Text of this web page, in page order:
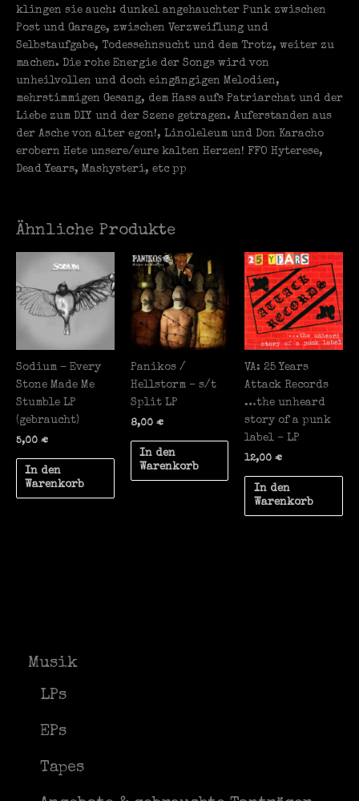
Musik
LPs
EPs
Tapes
klingen sie auch: dunkel angehauchter Punk zwischen
Post und Garage, zwischen Verzweiflung und
Selbstaufgabe, Todessehnsucht und dem Trotz, weiter zu
machen. Die rohe Energie der Songs wird von
unheilvollen und doch eingängigen Melodien,
mehrstimmigen Gesang, dem Hass aufs Patriarchat und der
Liebe zum DIY und der Szene getragen. Auferstanden aus
der Asche von alter egon!, Linoleleum und Don Karacho
erobern Hete unsere/eure kalten Herzen! FFO Hyterese,
Dead Years, Mashysteri, etc pp
Ähnliche Produkte
Sodium – Every
Stone Made Me
Stumble LP
(gebraucht)
5,00 €
In den
Warenkorb
Panikos /
Hellstorm – s/t
Split LP
8,00 €
In den
Warenkorb
VA: 25 Years
Attack Records
…the unheard
story of a punk
label – LP
12,00€
In den
Warenkorb